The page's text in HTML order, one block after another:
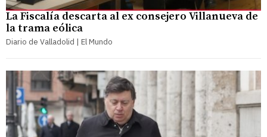
La Fiscalía descarta al ex consejero Villanueva de
la trama eólica
Diario de Valladolid | El Mundo